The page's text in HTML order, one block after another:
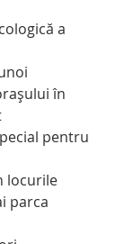
a
în
pentru
locurile
parca